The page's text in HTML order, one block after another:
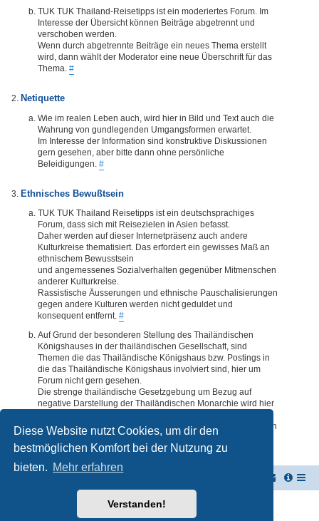
Diese Website nutzt Cookies, um dir den
bestmöglichen Komfort bei der Nutzung zu
bieten. Mehr erfahren
Verstanden!
TUK TUK Thailand-Reisetipps ist ein moderiertes Forum. Im
Interesse der Übersicht können Beiträge abgetrennt und
verschoben werden.
Wenn durch abgetrennte Beiträge ein neues Thema erstellt
wird, dann wählt der Moderator eine neue Überschrift für das
Thema. #
Netiquette
Wie im realen Leben auch, wird hier in Bild und Text auch die
Wahrung von gundlegenden Umgangsformen erwartet.
Im Interesse der Information sind konstruktive Diskussionen
gern gesehen, aber bitte dann ohne persönliche
Beleidigungen. #
Ethnisches Bewußtsein
TUK TUK Thailand Reisetipps ist ein deutschsprachiges
Forum, dass sich mit Reisezielen in Asien befasst.
Daher werden auf dieser Internetpräsenz auch andere
Kulturkreise thematisiert. Das erfordert ein gewisses Maß an
ethnischem Bewusstsein
und angemessenes Sozialverhalten gegenüber Mitmenschen
anderer Kulturkreise.
Rassistische Äusserungen und ethnische Pauschalisierungen
gegen andere Kulturen werden nicht geduldet und
konsequent entfernt. #
Auf Grund der besonderen Stellung des Thailändischen
Königshauses in der thailändischen Gesellschaft, sind
Themen die das Thailändische Königshaus bzw. Postings in
die das Thailändische Königshaus involviert sind, hier um
Forum nicht gern gesehen.
Die strenge thailändische Gesetzgebung um Bezug auf
negative Darstellung der Thailändischen Monarchie wird hier
deren Inhalte diesbezüglich auch nur ansatzweise bedenklich
erscheinen, kommentarlos entfernt. #
Powered byphpBB® Forum Software © phpBB Limited
Deutsche Übersetzung durchphpBB.de